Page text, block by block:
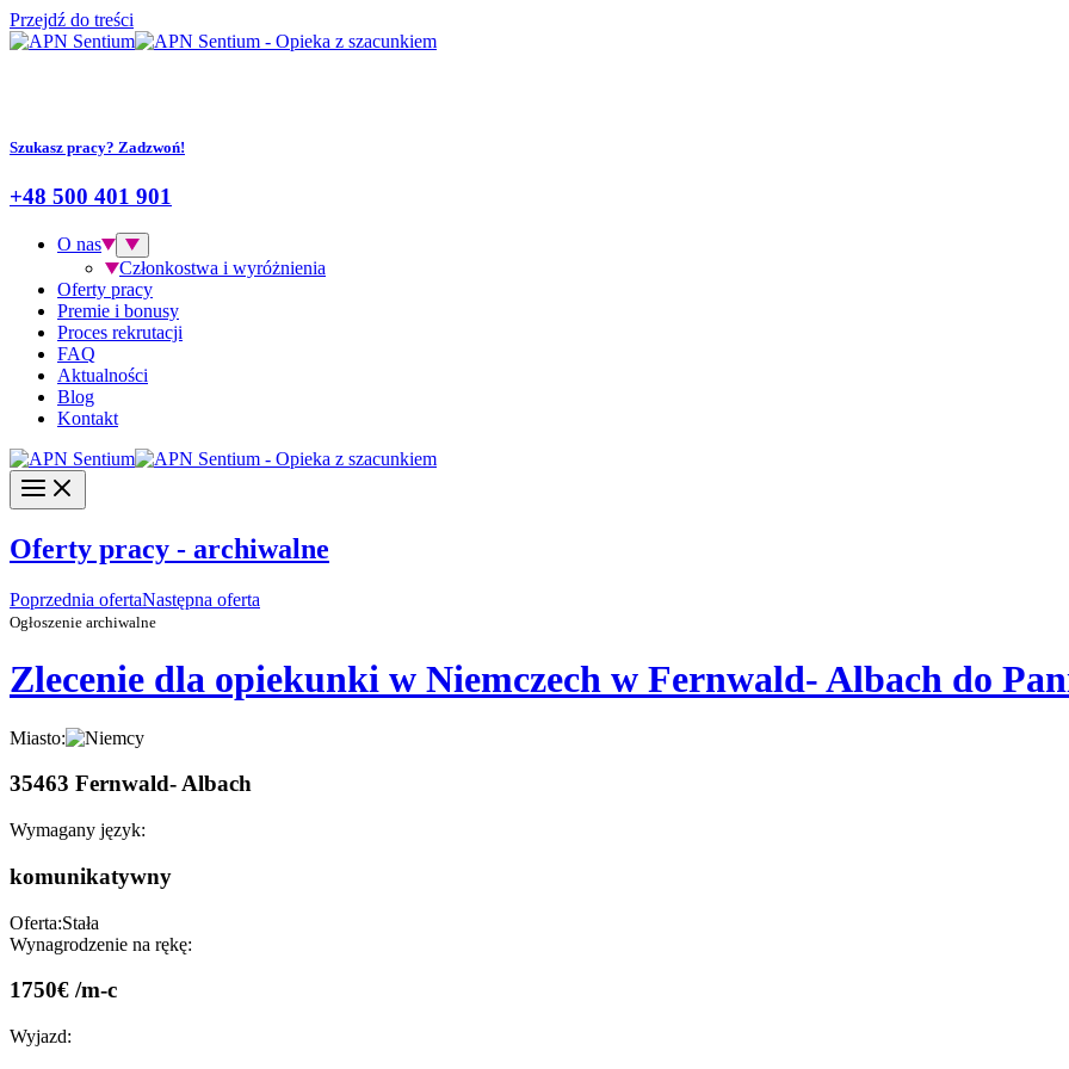
Przejdź do treści
Szukasz pracy? Zadzwoń!
+48 500 401 901
O nas
Członkostwa i wyróżnienia
Oferty pracy
Premie i bonusy
Proces rekrutacji
FAQ
Aktualności
Blog
Kontakt
Oferty pracy - archiwalne
Poprzednia ofertaNastępna oferta
Ogłoszenie archiwalne
Zlecenie dla opiekunki w Niemczech w Fernwald- Albach do
Miasto:
35463 Fernwald- Albach
Wymagany język:
komunikatywny
Oferta:Stała
Wynagrodzenie na rękę:
1750€ /m-c
Wyjazd: